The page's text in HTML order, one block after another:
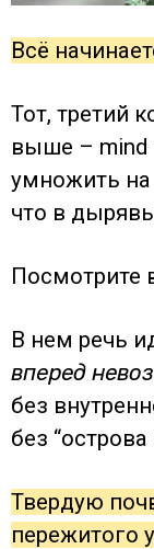
Всё
Тот, третий
выше – mind
умножить
что в
Посмотрите
В нем речь
вперед
без
без
Твердую
пережитого